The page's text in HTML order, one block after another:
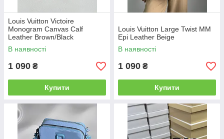
Louis Vuitton Victoire
Monogram Canvas Calf
Leather Brown/Black
В наявності
1 090 ₴
Купити
Louis Vuitton Large Twist MM
Epi Leather Beige
В наявності
1 090 ₴
Купити